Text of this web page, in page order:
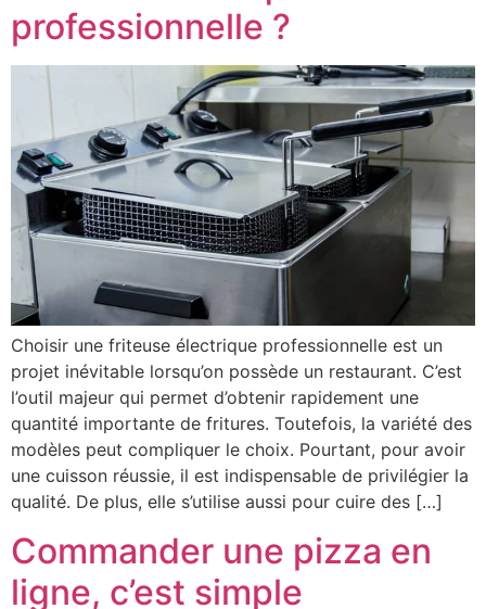
professionnelle ?
Choisir une friteuse électrique professionnelle est un
projet inévitable lorsqu’on possède un restaurant. C’est
l’outil majeur qui permet d’obtenir rapidement une
quantité importante de fritures. Toutefois, la variété des
modèles peut compliquer le choix. Pourtant, pour avoir
une cuisson réussie, il est indispensable de privilégier la
qualité. De plus, elle s’utilise aussi pour cuire des […]
Commander une pizza en
ligne, c’est simple